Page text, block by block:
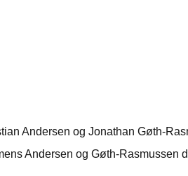
Andersen og Jonathan Gøth-
Andersen og Gøth-Rasmussen